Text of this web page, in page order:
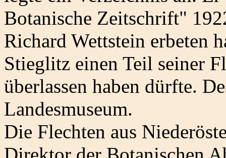
Botanische Zeitschrift"
Richard Wettstein erbeten
Stieglitz einen Teil seiner
überlassen haben dürfte.
Landesmuseum.
Die Flechten aus